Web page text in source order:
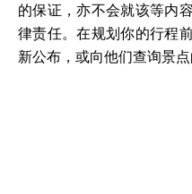
的保证，亦不会就该等内
律责任。在规划你的行程
新公布，或向他们查询景点